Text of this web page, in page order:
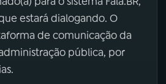
estará dialogando. O
de comunicação da
pública, por